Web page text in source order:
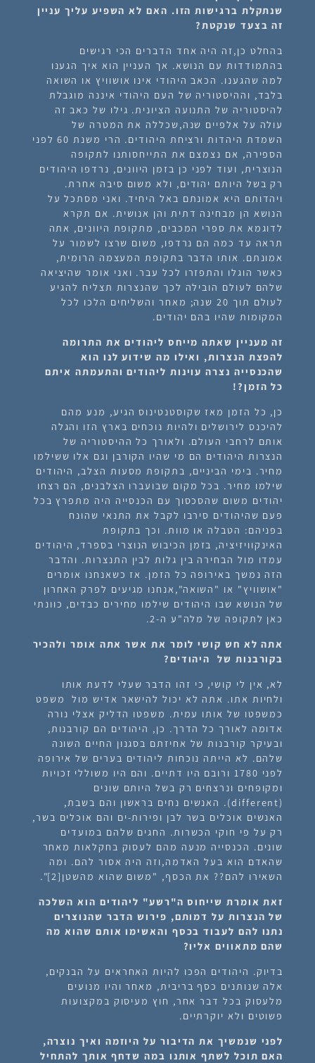
שנתקלת ברגישות הזו. האם לא השפיע עליך עניין
זה בצעד שנקטת?
בהחלט כן,זה היה אחד הדברים הכי רגישים
בהתמודדות עם הנושא. אך העניין הוא איך הגענו
למה שהגענו. הכאב היהודי אינו אושוויץ או השואה
בלבד, וההיסטוריה של העם היהודי איננה מוגבלת
להיסטוריה של התנועה הציונית. גילו של כאב זה
עולה על אלפיים שנה,שכללה את המטרה של
השמדת היהדות ורציחת היהודים. הרי משנת 60 לפני
הספירה, אם נצמצם את התייחסותנו לתקופה
הנוצרית, ועוד לפני כן בזמן היוונים, נרדפו היהודים
רק בשל היותם יהודים, ולא משום סיבה אחרת.
ויהדותם היא אמונתם באל היחיד. ואני מסתכל על
הנושא הן מבחינה דתית והן אנושית. אם תקרא
לדוגמא את ספרי המכבים, מתקופת היוונים, אתה
תראה עד כמה הם נרדפו, משום שרצו לשמור על
אמונתם. אותו הדבר בתקופת המעצמה הרומית,
כאשר הוגלו והתפזרו לכל עבר. ואני אומר שהיציאה
שלהם לעולם הובילה לכך שהנצרות תצליח להגיע
לעולם תוך 20 שנה; מאחר והשליחים הלכו לכל
המקומות שהיו בהם יהודים.
זה מעניין שאתה מייחס ליהודים את התרומה
להפצת הנצרות, ואילו מה שידוע לנו הוא
שהכנסייה נצרה עוינות ליהודים והתעמתה איתם
כל הזמן?!
כן, כל הזמן מאז שקוסטנטינוס הגיע, מנע מהם
להיכנס לירושלים ולהיות נוכחים בארץ הזו והגלה
אותם לרחבי העולם. ולאורך כל ההיסטוריה של
הנצרות היהודים הם מי שהיו הקורבן וגם אלו ששילמו
מחיר. בימי הביניים, בתקופת מסעות הצלב, היהודים
שילמו מחיר. בכל מקום שבועברו הצלבנים, הם רצחו
יהודים משום שהסכסוך עם הכנסייה היה מתפרץ בכל
פעם שהיהודים סירבו לקבל את התנאי שהונח
בפניהם: הטבלה או מוות. וכך בתקופת
האינקוויזיציה, בזמן הכיבוש הנוצרי בספרד, היהודים
עמדו מול הבחירה בין גלות לבין התנצרות. והדבר
הזה נמשך באירופה כל הזמן. אז כשאנחנו אומרים
"אושוויץ" או "השואה",אנחנו מגיעים לפרק האחרון
של הנושא שבו היהודים שילמו מחירים כבדים, כוונתי
כאן לתקופה של מלה"ע ה-2.
אתה לא חש קושי לומר את אשר אתה אומר ולהכיר
בקורבנות של היהודים?
לא, אין לי קושי, כי זהו הדבר שעלי לדעת אותו
ולחיות אתו. אתה לא יכול להישאר אדיש מול משפט
כמשפטו של אותו עמית. משפטו הדליק אצלי נורה
אדומה לאורך כל הדרך. כן, היהודים הם קורבנות,
ובעיקר קורבנות של אחיזתם בסגנון החיים השונה
שלהם. לא הייתה נוכחות ליהודים בערים של אירופה
לפני 1780 ורובם היו דתיים. והם היו משוללי זכויות
ומקופחים ונרצחים רק בשל היותם שונים
(different). האנשים נחים בראשון והם בשבת,
האנשים אוכלים בשר לבן ופירות-ים והם אוכלים בשר,
רק על פי חוקי הכשרות. החגים שלהם במועדים
שונים. הכנסייה מנעה מהם לעסוק בחקלאות מאחר
שהאדם הוא בעל האדמה,וזה היה אסור להם. ומה
השאירו להם?? את הכסף, "משום שהוא מהשטן[2]".
זאת אומרת שייחוס ה"רשע" ליהודים הוא השלכה
של הנצרות על דמותם, פירוש הדבר שהנוצרים
נתנו להם לעבוד בכסף והאשימו אותם שהוא מה
שהם מתאווים אליו?
בדיוק. היהודים הפכו להיות האחראים על הבנקים,
אלה שנותנים כסף בריבית, מאחר והיו מנועים
מלעסוק בכל דבר אחר, חוץ מעיסוק במקצועות
פשוטים ולא יוקרתיים.
לפני שנמשיך את הדיבור על היוזמה ואיך נוצרה,
האם תוכל לשתף אותנו במה שדחף אותך להתחיל